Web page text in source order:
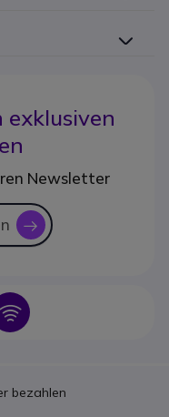
exklusiven
Newsletter
icon
Icon
bezahlen